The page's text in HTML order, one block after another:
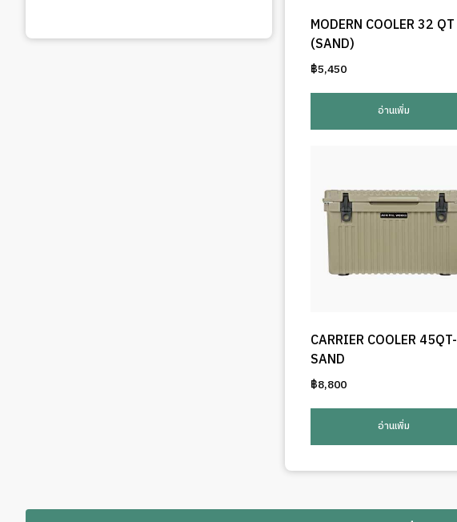
MODERN COOLER 32 QT
(SAND)
฿5,450
อ่านเพิ่ม
CARRIER COOLER 45QT-
SAND
฿8,800
อ่านเพิ่ม